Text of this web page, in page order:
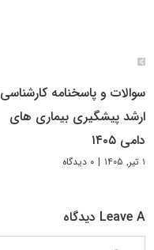
سوالات و پاسخنامه کارشناسی
ارشد پیشگیری بیماری های
دامی ۱۴۰۵
۱ تیر, ۱۴۰۵ | ۰ دیدگاه
Leave A دیدگاه